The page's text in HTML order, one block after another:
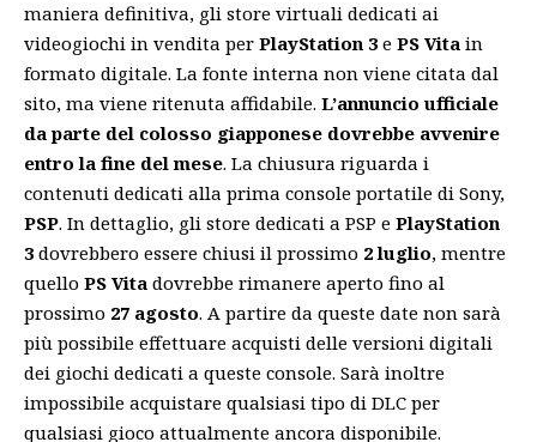
maniera definitiva, gli store virtuali dedicati ai
videogiochi in vendita per PlayStation 3 e PS Vita in
formato digitale. La fonte interna non viene citata dal
sito, ma viene ritenuta affidabile. L’annuncio ufficiale
da parte del colosso giapponese dovrebbe avvenire
entro la fine del mese. La chiusura riguarda i
contenuti dedicati alla prima console portatile di Sony,
PSP. In dettaglio, gli store dedicati a PSP e PlayStation
3 dovrebbero essere chiusi il prossimo 2 luglio, mentre
quello PS Vita dovrebbe rimanere aperto fino al
prossimo 27 agosto. A partire da queste date non sarà
più possibile effettuare acquisti delle versioni digitali
dei giochi dedicati a queste console. Sarà inoltre
impossibile acquistare qualsiasi tipo di DLC per
qualsiasi gioco attualmente ancora disponibile.